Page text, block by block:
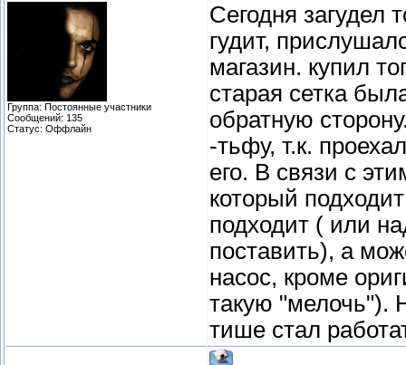
Группа: Постоянные участники
Сообщений: 135
Статус: Оффлайн
Сегодня загудел
гудит,
магазин. купил
старая сетка
обратную
-тьфу, т.к.
его. В связи с
который
подходит ( или
поставить), а
насос, кроме
такую "мелочь").
тише стал